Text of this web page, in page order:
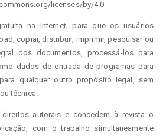
licenses/by/4.0
na Internet, para que os usuários
copiar, distribuir, imprimir, pesquisar ou
dos documentos, processá-los para
dados de entrada de programas para
qualquer outro propósito legal, sem
técnica.
autorais e concedem à revista o
com o trabalho simultaneamente